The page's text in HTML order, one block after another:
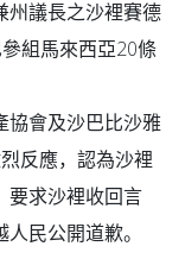
州議長之沙裡賽德
組馬來西亞20條
協會及沙巴比沙雅
反應，認為沙裡
要求沙裡收回言
民公開道歉。